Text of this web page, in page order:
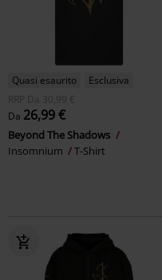
Quasi esaurito
Esclusiva
RRP
Da
30,99 €
Da 26,99 €
Beyond The Shadows
Insomnium
T-Shirt